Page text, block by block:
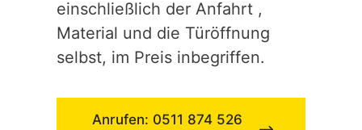
einschließlich der Anfahrt ,
Material und die Türöffnung
selbst, im Preis inbegriffen.
Anrufen: 0511 874 526